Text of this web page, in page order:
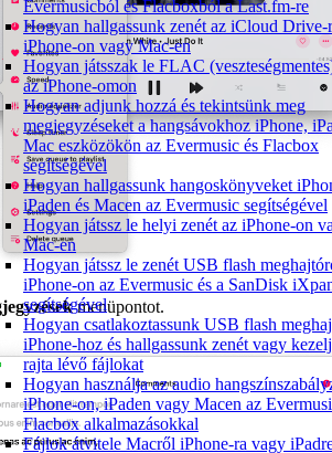
Evermusicból és Flacboxból a Last.fm-re
Hogyan hallgassunk zenét az iCloud Drive-
iPhone-on vagy Mac-en
Hogyan játsszak le FLAC
az iPhone-omon
Hogyan adjunk hozzá és tekintsünk meg
megjegyzéseket a hangsávokhoz iPhone,
Mac eszközökön az Evermusic és Flacbox
segítségével
Hogyan hallgassunk hangoskönyveket
iPaden és Macen az Evermusic segítségével
Hogyan játssz le helyi zenét az iPhone-on
Mac-en
Hogyan játssz le zenét USB flash
iPhone-on az Evermusic és a SanDisk
segítségével
Hogyan csatlakoztassunk USB flash
iPhone-hoz és hallgassunk zenét vagy
rajta lévő fájlokat
Hogyan használja az audio
iPhone-on, iPaden vagy Macen az
Flacbox alkalmazásokkal
Fájlok átvitele Macről iPhone-ra vagy
menüpontot.